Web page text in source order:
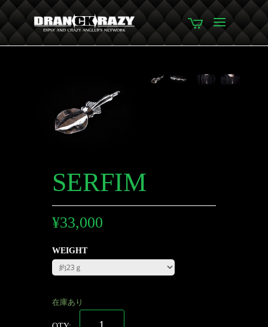
SERFIM
¥33,000
WEIGHT
在庫あり